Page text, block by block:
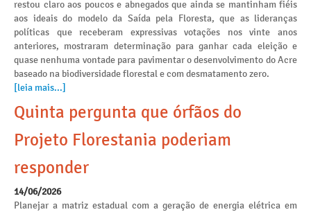
restou claro aos poucos e abnegados que ainda se mantinham fiéis
aos ideais do modelo da Saída pela Floresta, que as lideranças
políticas que receberam expressivas votações nos vinte anos
anteriores, mostraram determinação para ganhar cada eleição e
quase nenhuma vontade para pavimentar o desenvolvimento do Acre
baseado na biodiversidade florestal e com desmatamento zero.
[leia mais...]
Quinta pergunta que órfãos do
Projeto Florestania poderiam
responder
14/06/2026
Planejar a matriz estadual com a geração de energia elétrica em